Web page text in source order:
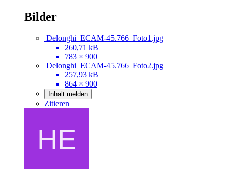
Bilder
Delonghi_ECAM-45.766_Foto1.jpg
260,71 kB
783 × 900
Delonghi_ECAM-45.766_Foto2.jpg
257,93 kB
864 × 900
Inhalt melden
Zitieren